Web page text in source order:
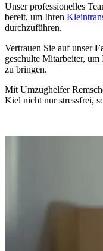
Unser professionelles
bereit, um Ihren
durchzuführen.
Vertrauen Sie auf unser
geschulte Mitarbeiter,
zu bringen.
Mit Umzughelfer
Kiel nicht nur stressfrei,